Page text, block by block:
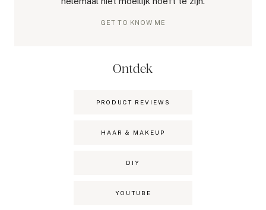
GET TO KNOW ME
Ontdek
PRODUCT REVIEWS
HAAR & MAKEUP
DIY
YOUTUBE